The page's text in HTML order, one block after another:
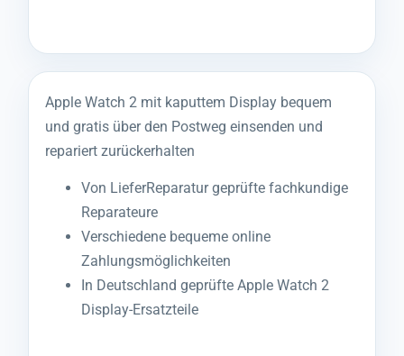
Apple Watch 2 mit kaputtem Display bequem
und gratis über den Postweg einsenden und
repariert zurückerhalten
Von LieferReparatur geprüfte fachkundige
Reparateure
Verschiedene bequeme online
Zahlungsmöglichkeiten
In Deutschland geprüfte Apple Watch 2
Display-Ersatzteile